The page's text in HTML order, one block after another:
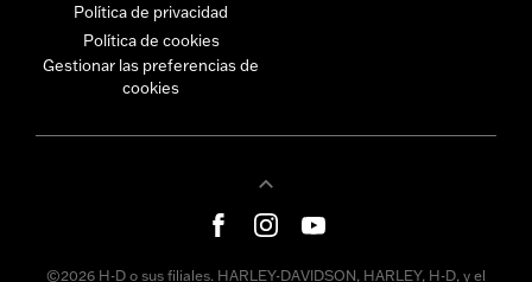
Política de privacidad
Política de cookies
Gestionar las preferencias de
cookies
©2026 H-D o sus filiales. HARLEY-DAVIDSON, HARLEY, H-D, y el